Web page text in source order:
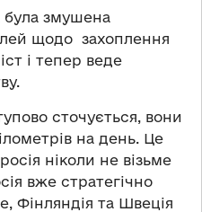
була змушена
щодо захоплення
і тепер веде
сточується, вони
на день. Це
ніколи не візьме
вже стратегічно
Фінляндія та Швеція